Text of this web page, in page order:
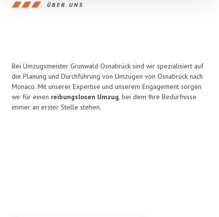
ÜBER UNS
Bei Umzugsmeister Grunwald Osnabrück sind wir spezialisiert auf
die Planung und Durchführung von Umzügen von Osnabrück nach
Monaco. Mit unserer Expertise und unserem Engagement sorgen
wir für einen reibungslosen Umzug, bei dem Ihre Bedürfnisse
immer an erster Stelle stehen.